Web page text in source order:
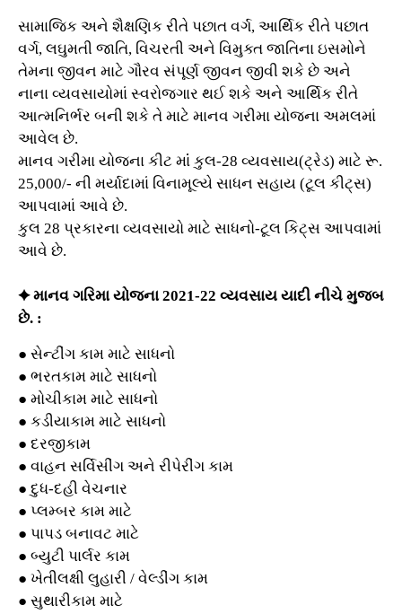
સામાજિક અને શૈક્ષણિક રીતે પછાત વર્ગ, આર્થિક રીતે પછાત
વર્ગ, લઘુમતી જાતિ, વિચરતી અને વિમુક્ત જાતિના ઇસમોને
તેમના જીવન માટે ગૌરવ સંપૂર્ણ જીવન જીવી શકે છે અને
નાના વ્યવસાયોમાં સ્વરોજગાર થઈ શકે અને આર્થિક રીતે
આત્મનિર્ભર બની શકે તે માટે માનવ ગરીમા યોજના અમલમાં
આવેલ છે.
માનવ ગરીમા યોજના કીટ માંં કુલ-28 વ્યવસાય(ટ્રેડ) માટે રૂ.
25,000/- ની મર્યાદામાં વિનામૂલ્યે સાધન સહાય (ટૂલ કીટ્સ)
આપવામાં આવે છે.
કુલ 28 પ્રકારના વ્યવસાયો માટે સાધનો-ટૂલ કિટ્સ આપવામાં
આવે છે.
✦માનવ ગરિમા યોજના 2021-22 વ્યવસાય યાદી નીચે મુજબ
છે. :
● સેન્‍ટીંગ કામ માટે સાધનો
● ભરતકામ માટે સાધનો
● મોચીકામ માટે સાધનો
● કડીયાકામ માટે સાધનો
● દરજીકામ
● વાહન સર્વિસીંગ અને રીપેરીંગ કામ
● દુધ-દહી વેચનાર
● પ્લમ્બર કામ માટે
● પાપડ બનાવટ માટે
● બ્યુટી પાર્લર કામ
● ખેતીલક્ષી લુહારી / વેલ્ડીંગ કામ
● સુથારીકામ માટે